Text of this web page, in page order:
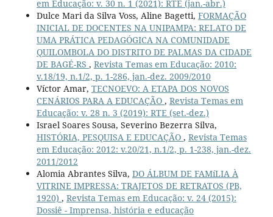
em Educação: v. 30 n. 1 (2021): RTE (jan.-abr.)
Dulce Mari da Silva Voss, Aline Bagetti, FORMAÇÃO
INICIAL DE DOCENTES NA UNIPAMPA: RELATO DE
UMA PRÁTICA PEDAGÓGICA NA COMUNIDADE
QUILOMBOLA DO DISTRITO DE PALMAS DA CIDADE
DE BAGÉ-RS , Revista Temas em Educação: 2010:
v.18/19, n.1/2, p. 1-286, jan.-dez. 2009/2010
Víctor Amar, TECNOEVO: A ETAPA DOS NOVOS
CENÁRIOS PARA A EDUCAÇÃO , Revista Temas em
Educação: v. 28 n. 3 (2019): RTE (set.-dez.)
Israel Soares Sousa, Severino Bezerra Silva,
HISTÓRIA, PESQUISA E EDUCAÇÃO , Revista Temas
em Educação: 2012: v.20/21, n.1/2, p. 1-238, jan.-dez.
2011/2012
Alomia Abrantes Silva, DO ÁLBUM DE FAMíLIA À
VITRINE IMPRESSA: TRAJETOS DE RETRATOS (PB,
1920) , Revista Temas em Educação: v. 24 (2015):
Dossiê - Imprensa, história e educação